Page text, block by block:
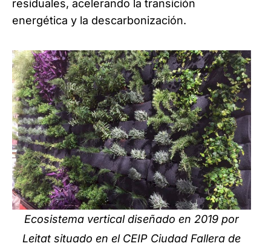
residuales, acelerando la transición
energética y la descarbonización.
Ecosistema vertical diseñado en 2019 por
Leitat situado en el CEIP Ciudad Fallera de